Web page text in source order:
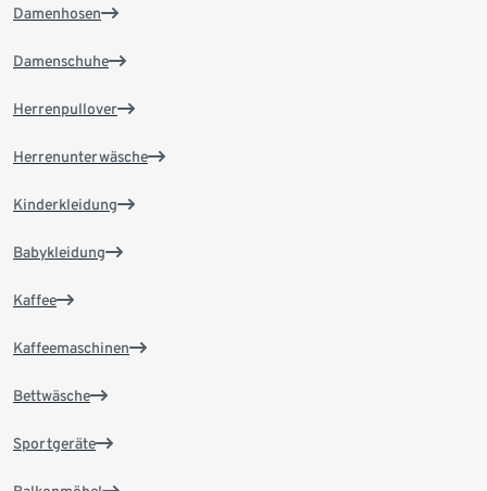
Damenhosen
Damenschuhe
Herrenpullover
Herrenunterwäsche
Kinderkleidung
Babykleidung
Kaffee
Kaffeemaschinen
Bettwäsche
Sportgeräte